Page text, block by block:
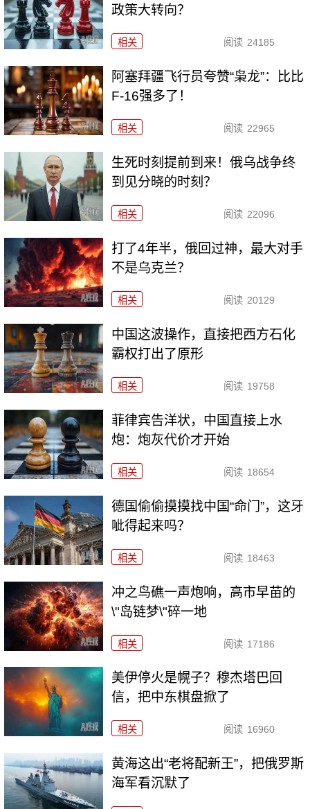
政策大转向？
相关 阅读 24185
阿塞拜疆飞行员夸赞“枭龙”：比比
F-16强多了！
相关 阅读 22965
生死时刻提前到来！俄乌战争终
到见分晓的时刻？
相关 阅读 22096
打了4年半，俄回过神，最大对手
不是乌克兰？
相关 阅读 20129
中国这波操作，直接把西方石化
霸权打出了原形
相关 阅读 19758
菲律宾告洋状，中国直接上水
炮：炮灰代价才开始
相关 阅读 18654
德国偷偷摸摸找中国“命门”，这牙
呲得起来吗？
相关 阅读 18463
冲之鸟礁一声炮响，高市早苗的
\"岛链梦\"碎一地
相关 阅读 17186
美伊停火是幌子？穆杰塔巴回
信，把中东棋盘掀了
相关 阅读 16960
黄海这出“老将配新王”，把俄罗斯
海军看沉默了